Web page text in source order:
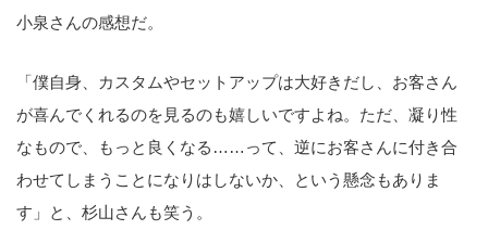
小泉さんの感想だ。
「僕自身、カスタムやセットアップは大好きだし、お客さん
が喜んでくれるのを見るのも嬉しいですよね。ただ、凝り性
なもので、もっと良くなる……って、逆にお客さんに付き合
わせてしまうことになりはしないか、という懸念もありま
す」と、杉山さんも笑う。